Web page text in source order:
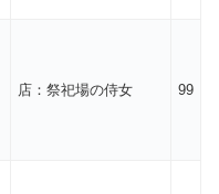
店：祭祀場の侍女 99